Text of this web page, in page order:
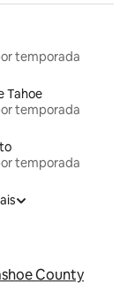
temporada
Tahoe
temporada
temporada
County